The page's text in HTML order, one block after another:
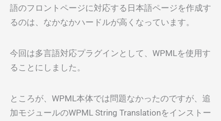
語のフロントページに対応する日本語ページを作成す
るのは、なかなかハードルが高くなっています。
今回は多言語対応プラグインとして、WPMLを使用す
ることにしました。
ところが、WPML本体では問題なかったのですが、追
加モジュールのWPML String Translationをインストー